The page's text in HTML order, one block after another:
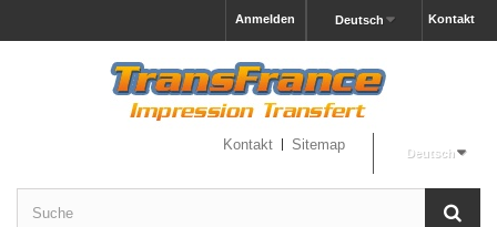
Kontakt
Deutsch
Anmelden
Deutsch
Kontakt Sitemap